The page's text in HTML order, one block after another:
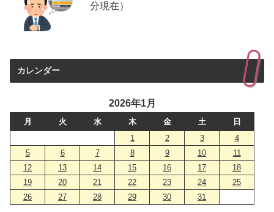
分現在）
カレンダー
2026年1月
月 火 水 木 金 土
日
1
2 3
4
5
6 7 8 9 10
11
12
13 14 15 16 17
18
19
20 21 22 23 24
25
26
27 28 29 30 31